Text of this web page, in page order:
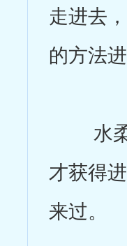
走进去
的方法
水柔
才获得
来过。